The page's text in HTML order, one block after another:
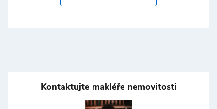
Kontaktujte makléře nemovitosti